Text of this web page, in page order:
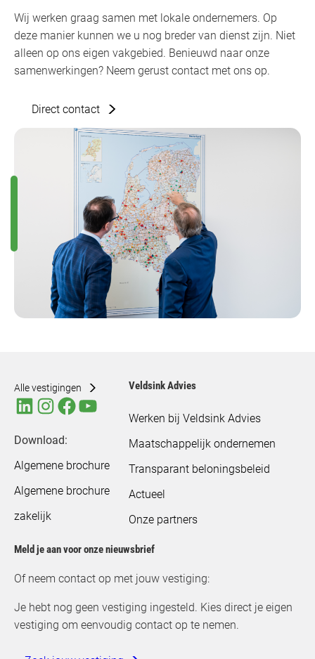
Wij werken graag samen met lokale ondernemers. Op
deze manier kunnen we u nog breder van dienst zijn. Niet
alleen op ons eigen vakgebied. Benieuwd naar onze
samenwerkingen? Neem gerust contact met ons op.
Direct contact
Alle vestigingen
Download:
Algemene brochure
Algemene brochure
zakelijk
Veldsink Advies
Werken bij Veldsink Advies
Maatschappelijk ondernemen
Transparant beloningsbeleid
Actueel
Onze partners
Meld je aan voor onze nieuwsbrief
Of neem contact op met jouw vestiging:
Je hebt nog geen vestiging ingesteld. Kies direct je eigen
vestiging om eenvoudig contact op te nemen.